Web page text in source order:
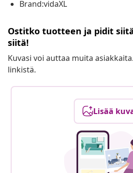
Brand:vidaXL
Ostitko tuotteen ja pidit
siitä!
Kuvasi voi auttaa muita
linkistä.
Lisää